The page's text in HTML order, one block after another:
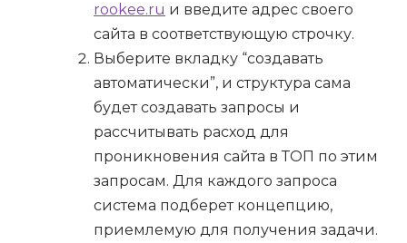
rookee.ru и введите адрес своего
сайта в соответствующую строчку.
Выберите вкладку “создавать
автоматически”, и структура сама
будет создавать запросы и
рассчитывать расход для
проникновения сайта в ТОП по этим
запросам. Для каждого запроса
система подберет концепцию,
приемлемую для получения задачи.